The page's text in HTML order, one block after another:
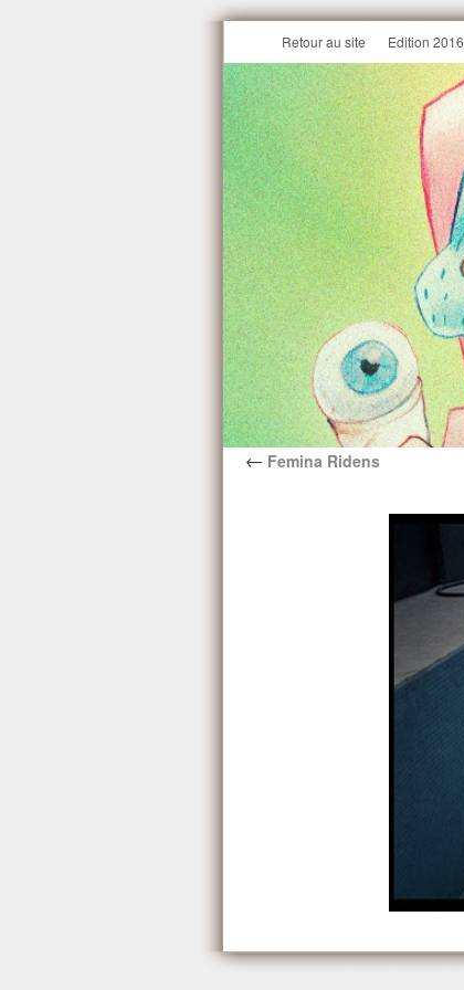
Retour au site Edition 2016
← Femina Ridens